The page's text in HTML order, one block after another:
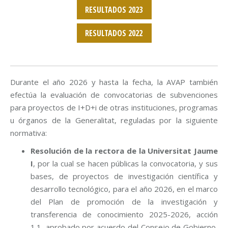
RESULTADOS 2023
RESULTADOS 2022
Durante el año 2026 y hasta la fecha, la AVAP también
efectúa la evaluación de convocatorias de subvenciones
para proyectos de I+D+i de otras instituciones, programas
u órganos de la Generalitat, reguladas por la siguiente
normativa:
Resolución de la rectora de la Universitat Jaume
I, por la cual se hacen públicas la convocatoria, y sus
bases, de proyectos de investigación científica y
desarrollo tecnológico, para el año 2026, en el marco
del Plan de promoción de la investigación y
transferencia de conocimiento 2025-2026, acción